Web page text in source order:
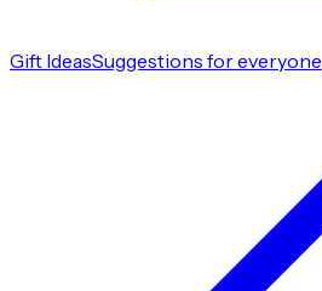
Gift IdeasSuggestions for everyone